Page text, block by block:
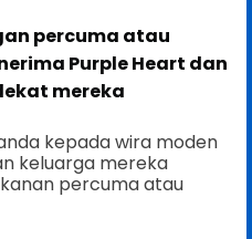
percuma atau
Purple Heart dan
mereka
kepada wira moden
keluarga mereka
percuma atau